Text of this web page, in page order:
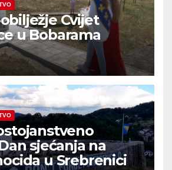
Cvijet
u Bobarama
sjećanja na
u Srebrenici